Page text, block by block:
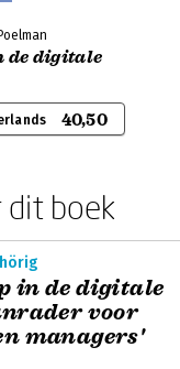
de digitale
40,50
dit boek
in de digitale
voor
managers'